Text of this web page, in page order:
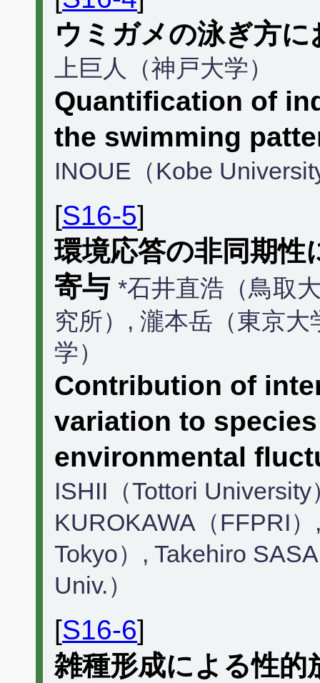
ウミガメの泳ぎ方
上巨人（神戸大学）
Quantification of
the swimming
INOUE（Kobe
[S16-5]
環境応答の非同期性
寄与 *石井直浩（鳥取
究所）, 瀧本岳（東京
学）
Contribution of
variation to
environmental
ISHII（Tottori
KUROKAWA（FFPRI
Tokyo）, Takehiro
Univ.）
[S16-6]
雑種形成による性的